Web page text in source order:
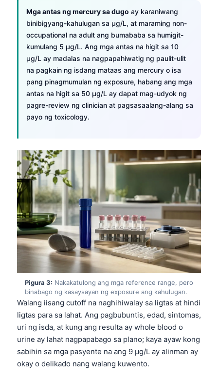
Mga antas ng mercury sa dugo ay karaniwang
binibigyang-kahulugan sa µg/L, at maraming non-
occupational na adult ang bumababa sa humigit-
kumulang 5 µg/L. Ang mga antas na higit sa 10
µg/L ay madalas na nagpapahiwatig ng paulit-ulit
na pagkain ng isdang mataas ang mercury o isa
pang pinagmumulan ng exposure, habang ang mga
antas na higit sa 50 µg/L ay dapat mag-udyok ng
pagre-review ng clinician at pagsasaalang-alang sa
payo ng toxicology.
Pigura 3: Nakakatulong ang mga reference range, pero
binabago ng kasaysayan ng exposure ang kahulugan.
Walang iisang cutoff na naghihiwalay sa ligtas at hindi
ligtas para sa lahat. Ang pagbubuntis, edad, sintomas,
uri ng isda, at kung ang resulta ay whole blood o
urine ay lahat nagpapabago sa plano; kaya ayaw kong
sabihin sa mga pasyente na ang 9 µg/L ay alinman ay
okay o delikado nang walang kuwento.